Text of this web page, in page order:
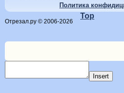
Политика
Отрезал.ру © 2006-2026
Top
Insert